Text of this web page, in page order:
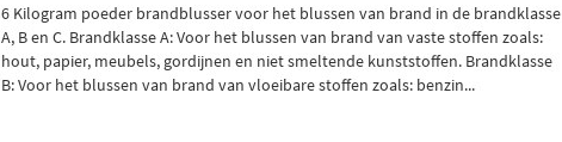
6 Kilogram poeder brandblusser voor het blussen van brand in de brandklasse
A, B en C. Brandklasse A: Voor het blussen van brand van vaste stoffen zoals:
hout, papier, meubels, gordijnen en niet smeltende kunststoffen. Brandklasse
B: Voor het blussen van brand van vloeibare stoffen zoals: benzin...